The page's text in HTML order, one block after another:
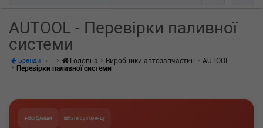
AUTOOL - Перевірки паливної
системи
Бренди Головна Виробники автозапчастин
AUTOOL
Перевірки паливної системи
Всі бренди Категорії бренду